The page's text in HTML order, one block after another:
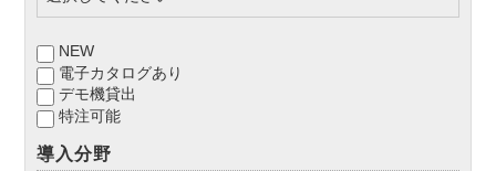
NEW
電子カタログあり
デモ機貸出
特注可能
導入分野